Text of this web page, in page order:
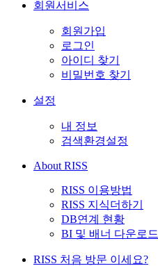
회원서비스
회원가입
로그인
아이디 찾기
비밀번호 찾기
설정
내 정보
검색환경설정
About RISS
RISS 이용방법
RISS 지식더하기
DB연계 현황
BI 및 배너 다운로드
RISS 처음 방문 이세요?